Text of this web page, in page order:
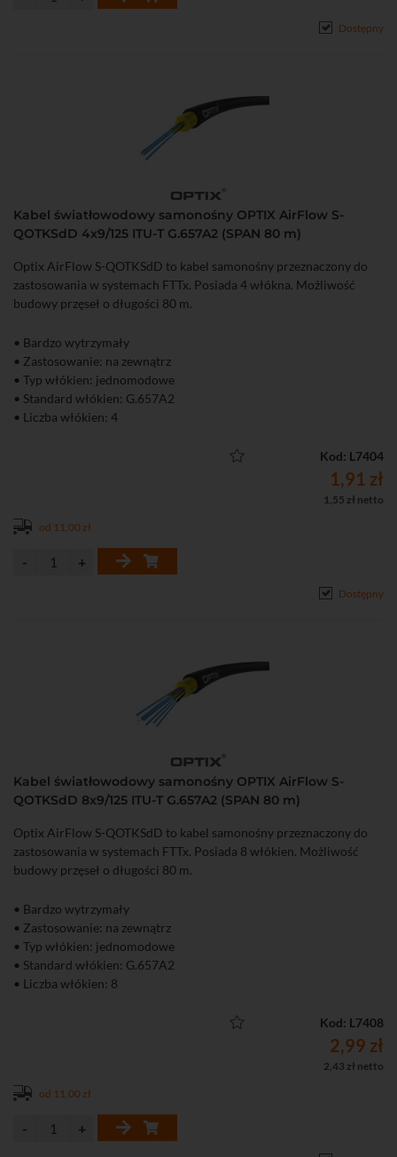
Dostępny
Kabel światłowodowy samonośny OPTIX AirFlow S-
QOTKSdD 4x9/125 ITU-T G.657A2 (SPAN 80 m)
Optix AirFlow S-QOTKSdD to kabel samonośny przeznaczony do
zastosowania w systemach FTTx. Posiada 4 włókna. Możliwość
budowy przęseł o długości 80 m.
• Bardzo wytrzymały
• Zastosowanie: na zewnątrz
• Typ włókien: jednomodowe
• Standard włókien: G.657A2
• Liczba włókien: 4
Kod: L7404
1,91 zł
1,55 zł netto
od 11,00 zł
Dostępny
Kabel światłowodowy samonośny OPTIX AirFlow S-
QOTKSdD 8x9/125 ITU-T G.657A2 (SPAN 80 m)
Optix AirFlow S-QOTKSdD to kabel samonośny przeznaczony do
zastosowania w systemach FTTx. Posiada 8 włókien. Możliwość
budowy przęseł o długości 80 m.
• Bardzo wytrzymały
• Zastosowanie: na zewnątrz
• Typ włókien: jednomodowe
• Standard włókien: G.657A2
• Liczba włókien: 8
Kod: L7408
2,99 zł
2,43 zł netto
od 11,00 zł